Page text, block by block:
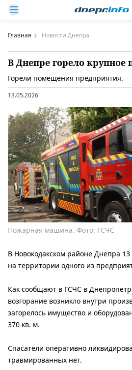
Главная Новости Днепра
В Днепре горело крупное
Горели помещения предприятия.
13.05.2026
Пожарная машина. Фото: ГСЧС
В Новокодакском районе Днепра
на территории одного из
Как сообщают в ГСЧС в
возгорание возникло внутри
загорелось имущество и
370 кв. м.
Спасатели оперативно
травмированных нет.